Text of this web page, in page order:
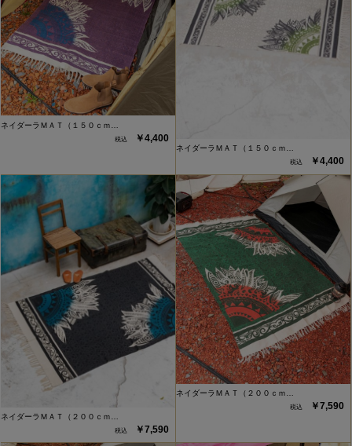
ネイダーラＭＡＴ（１５０ｃｍ…
￥4,400
ネイダーラＭＡＴ（１５０ｃｍ…
￥4,400
ネイダーラＭＡＴ（２００ｃｍ…
￥7,590
ネイダーラＭＡＴ（２００ｃｍ…
￥7,590